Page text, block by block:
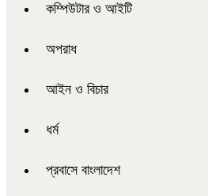
কম্পিউটার ও আইটি
অপরাধ
আইন ও বিচার
ধর্ম
প্রবাসে বাংলাদেশ